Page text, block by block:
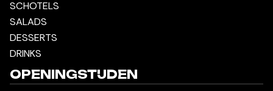
SCHOTELS
SALADS
DESSERTS
DRINKS
OPENINGSTIJDEN